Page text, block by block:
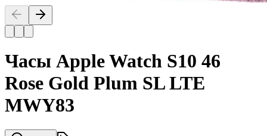
Часы Apple Watch S10 46
Rose Gold Plum SL LTE
MWY83